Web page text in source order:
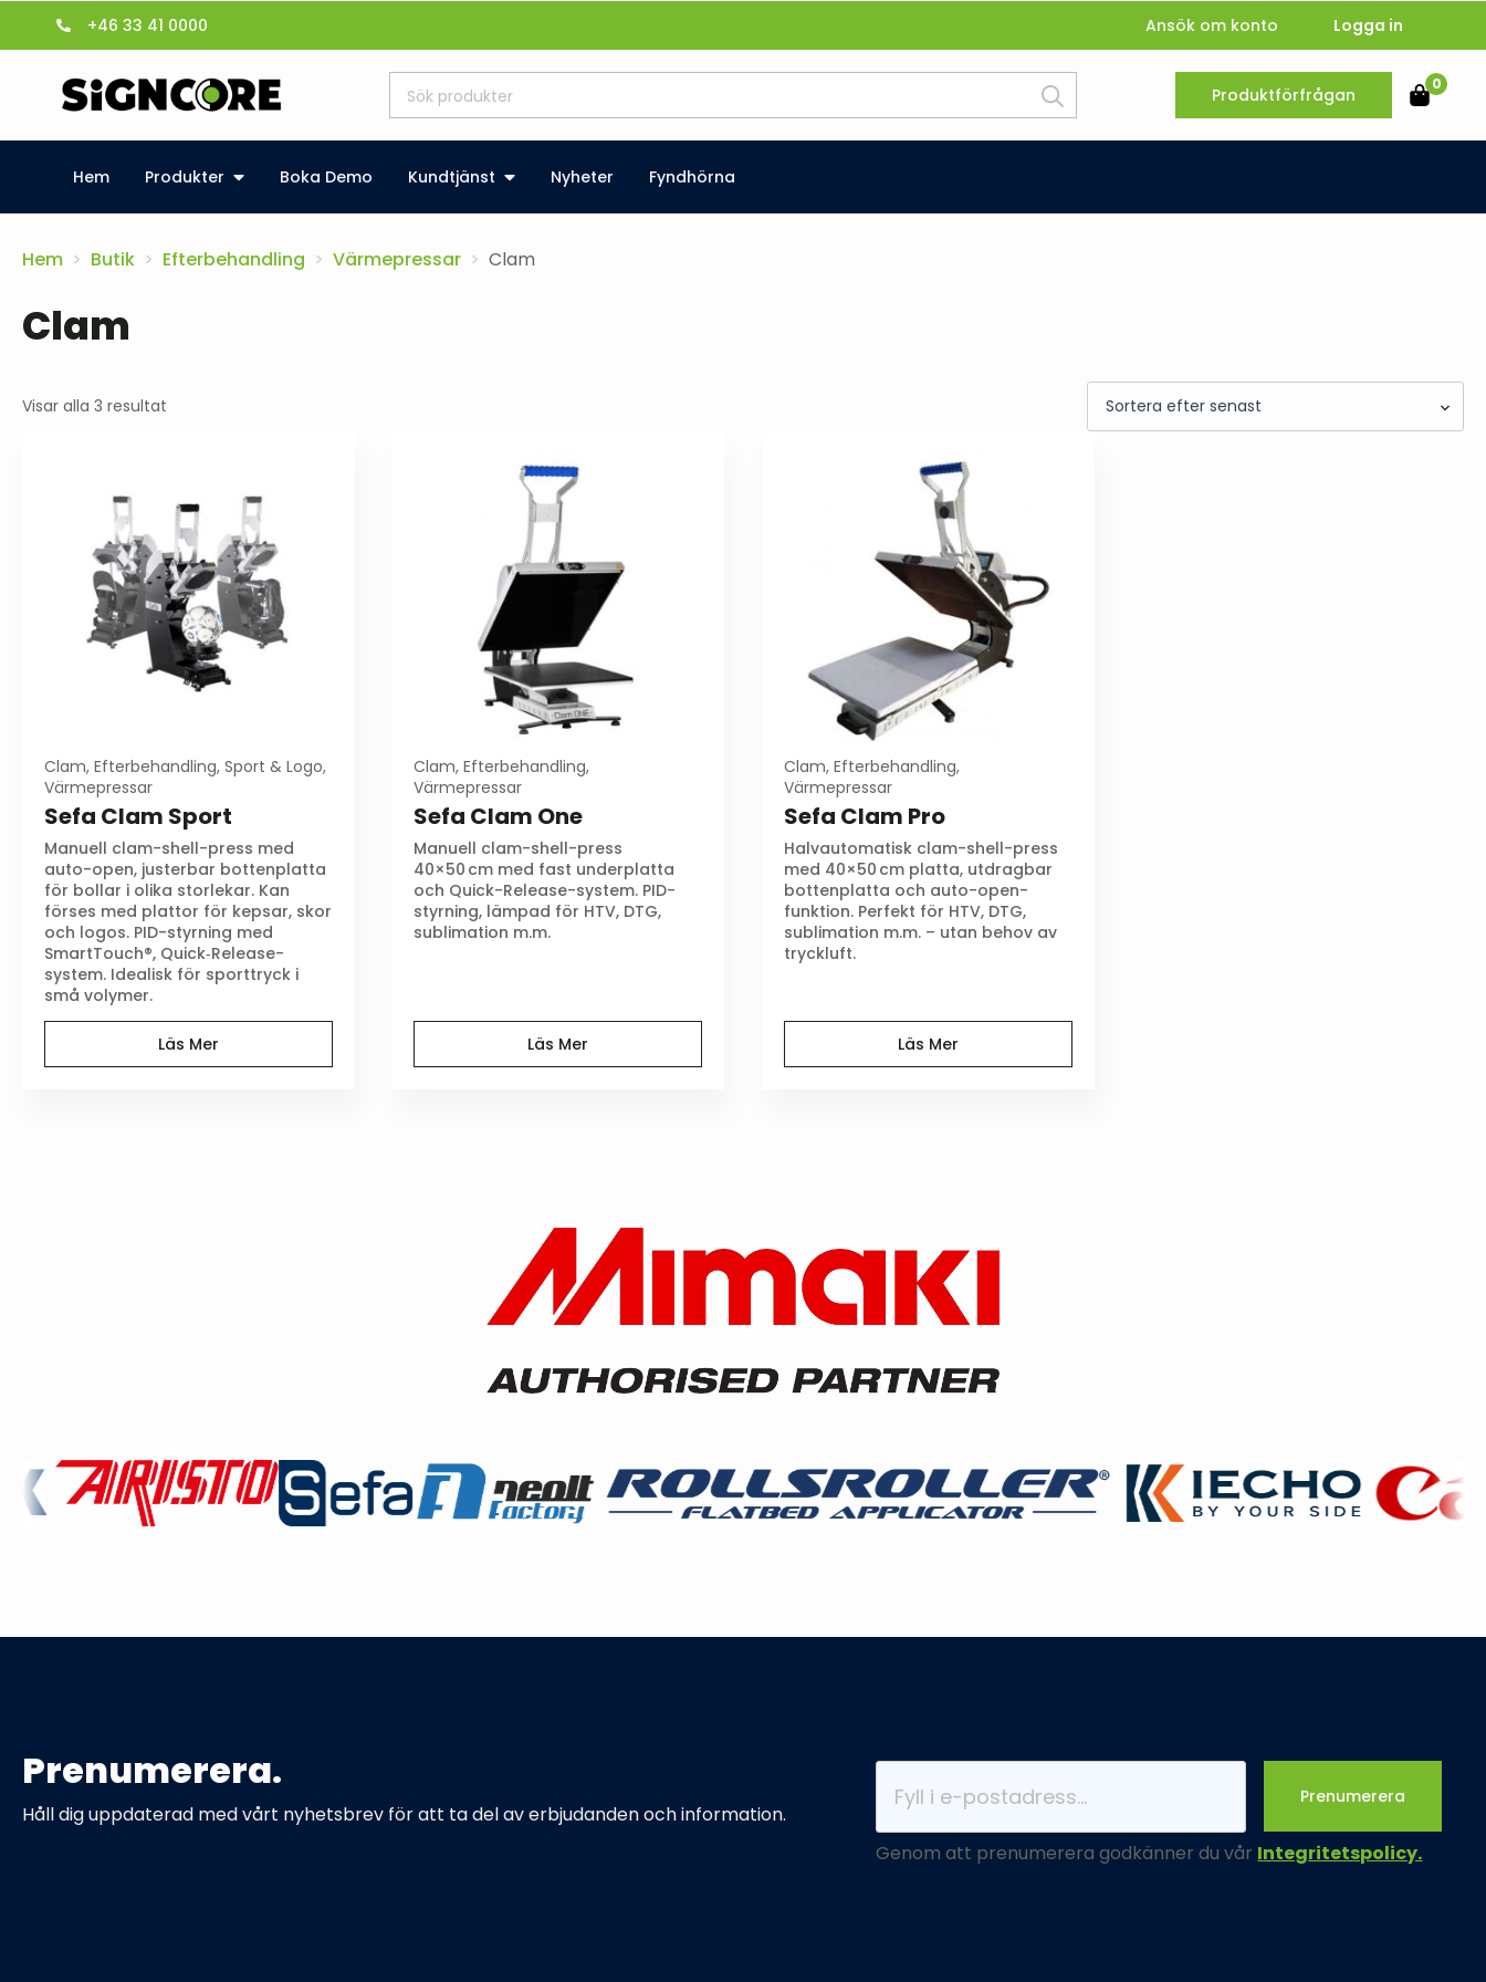
+46 33 41 0000 Ansök om konto Logga in
Produktförfrågan
0
Hem Produkter Boka Demo Kundtjänst Nyheter Fyndhörna
Hem Butik Efterbehandling Värmepressar Clam
Clam
Visar alla 3 resultat
Clam, Efterbehandling, Sport & Logo,
Värmepressar
Sefa Clam Sport
Manuell clam-shell-press med
auto-open, justerbar bottenplatta
för bollar i olika storlekar. Kan
förses med plattor för kepsar, skor
och logos. PID-styrning med
SmartTouch®, Quick‑Release-
system. Idealisk för sporttryck i
små volymer.
Läs Mer
Clam, Efterbehandling,
Värmepressar
Sefa Clam One
Manuell clam-shell-press
40×50 cm med fast underplatta
och Quick-Release-system. PID-
styrning, lämpad för HTV, DTG,
sublimation m.m.
Läs Mer
Clam, Efterbehandling,
Värmepressar
Sefa Clam Pro
Halvautomatisk clam-shell-press
med 40×50 cm platta, utdragbar
bottenplatta och auto-open-
funktion. Perfekt för HTV, DTG,
sublimation m.m. – utan behov av
tryckluft.
Läs Mer
Prenumerera.
Håll dig uppdaterad med vårt nyhetsbrev för att ta del av erbjudanden och information.
Prenumerera
Genom att prenumerera godkänner du vår Integritetspolicy.